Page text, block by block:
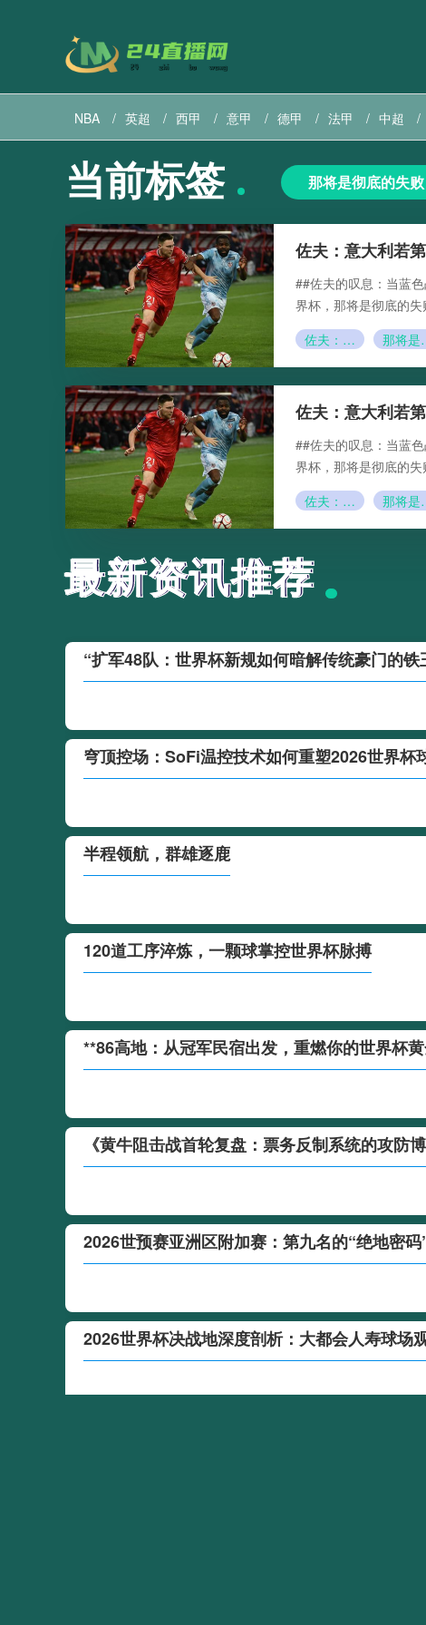
NBA 英超 西甲 意甲 德甲 法甲 中超
巴西甲 直播导航 美职联直播 美职业直播
当前标签 那将是彻底的失败
佐夫：意大利若
##佐夫的叹息：当蓝
界杯，那将是彻底的
佐夫：意大利若第三次无缘世界杯
那
佐夫：意大利若
##佐夫的叹息：当蓝
界杯，那将是彻底的
佐夫：意大利若第三次无缘世界杯
那
最新资讯推荐
最新资讯推荐
“扩军48队：世界杯新规如何暗解传统豪门的铁
穹顶控场：SoFi温控技术如何重塑2026世界杯
半程领航，群雄逐鹿
120道工序淬炼，一颗球掌控世界杯脉搏
**86高地：从冠军民宿出发，重燃你的世界杯
《黄牛阻击战首轮复盘：票务反制系统的攻防博
2026世预赛亚洲区附加赛：第九名的“绝地密
2026世界杯决战地深度剖析：大都会人寿球场